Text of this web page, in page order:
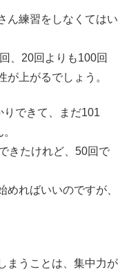
ん練習をしなくてはい
、20回よりも100回
上がるでしょう。
できて、まだ101
きたけれど、50回で
ればいいのですが、
まうことは、集中力が